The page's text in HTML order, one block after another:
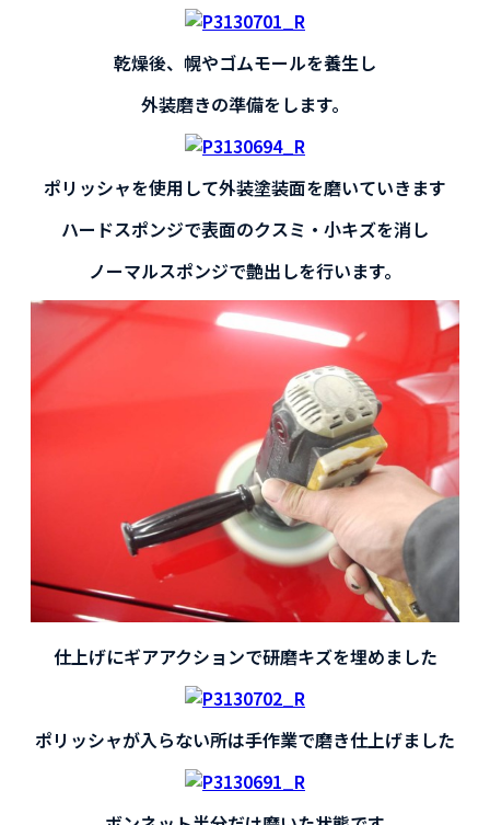
乾燥後、幌やゴムモールを養生し
外装磨きの準備をします。
ポリッシャを使用して外装塗装面を磨いていきます
ハードスポンジで表面のクスミ・小キズを消し
ノーマルスポンジで艶出しを行います。
仕上げにギアアクションで研磨キズを埋めました
ポリッシャが入らない所は手作業で磨き仕上げました